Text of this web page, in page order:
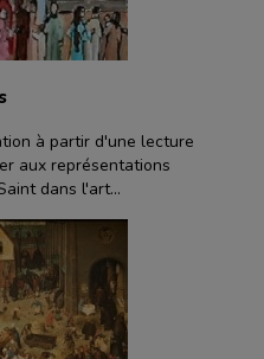
à partir d'une lecture
aux représentations
dans l'art...